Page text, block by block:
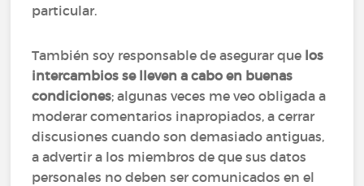
particular.
También soy responsable de asegurar que los
intercambios se lleven a cabo en buenas
condiciones; algunas veces me veo obligada a
moderar comentarios inapropiados, a cerrar
discusiones cuando son demasiado antiguas,
a advertir a los miembros de que sus datos
personales no deben ser comunicados en el